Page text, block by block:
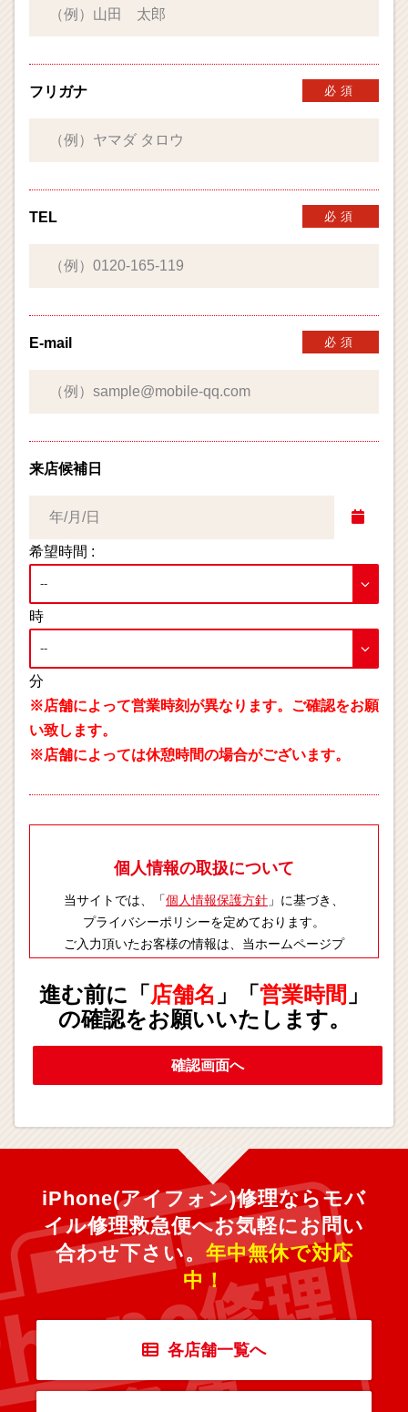
フリガナ 必須
TEL 必須
E-mail 必須
来店候補日
希望時間 :
時
分
※店舗によって営業時刻が異なります。ご確認をお願
い致します。
※店舗によっては休憩時間の場合がございます。
個人情報の取扱について
当サイトでは、「個人情報保護方針 」に基づき、
プライバシーポリシーを定めております。
ご入力頂いたお客様の情報は、当ホームページプ
進む前に「 店舗名 」「 営業時間 」
の確認をお願いいたします。
確認画面へ
iPhone(アイフォン)修理ならモバ
イル修理救急便へお気軽にお問い
合わせ下さい。 年中無休で対応
中！
各店舗一覧へ